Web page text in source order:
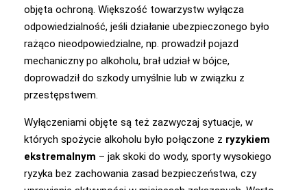
objęta ochroną. Większość towarzystw wyłącza
odpowiedzialność, jeśli działanie ubezpieczonego było
rażąco nieodpowiedzialne, np. prowadził pojazd
mechaniczny po alkoholu, brał udział w bójce,
doprowadził do szkody umyślnie lub w związku z
przestępstwem.
Wyłączeniami objęte są też zazwyczaj sytuacje, w
których spożycie alkoholu było połączone z ryzykiem
ekstremalnym – jak skoki do wody, sporty wysokiego
ryzyka bez zachowania zasad bezpieczeństwa, czy